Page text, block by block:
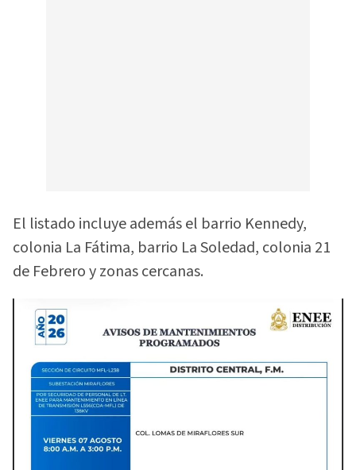
El listado incluye además el barrio Kennedy,
colonia La Fátima, barrio La Soledad, colonia 21
de Febrero y zonas cercanas.